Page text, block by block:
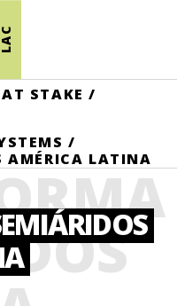
LAC
STAKE /
/
AMÉRICA LATINA